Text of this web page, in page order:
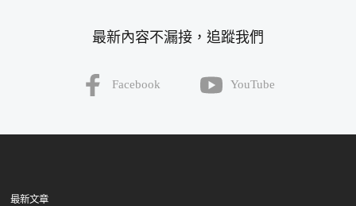
最新內容不漏接，追蹤我們
Facebook YouTube
最新文章